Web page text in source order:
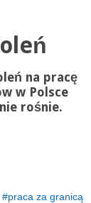
na pracę
w Polsce
rośnie.
praca za granicą